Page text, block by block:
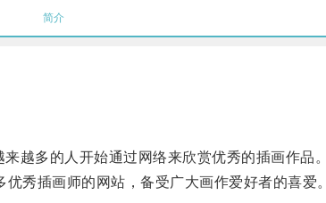
简介
多的人开始通过网络来欣赏优秀的插画作品。
插画师的网站，备受广大画作爱好者的喜爱。